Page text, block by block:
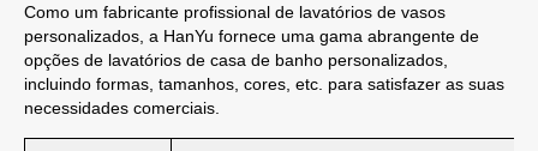
Como um fabricante profissional de lavatórios de vasos
personalizados, a HanYu fornece uma gama abrangente de
opções de lavatórios de casa de banho personalizados,
incluindo formas, tamanhos, cores, etc. para satisfazer as suas
necessidades comerciais.